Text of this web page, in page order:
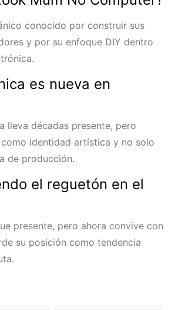
conocido por construir sus
y por su enfoque DIY dentro
es nueva en
lleva décadas presente, pero
identidad artística y no solo
de producción.
el reguetón en el
presente, pero ahora convive con
su posición como tendencia